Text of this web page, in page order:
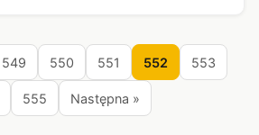
549 550 551 552 553
555 Następna »